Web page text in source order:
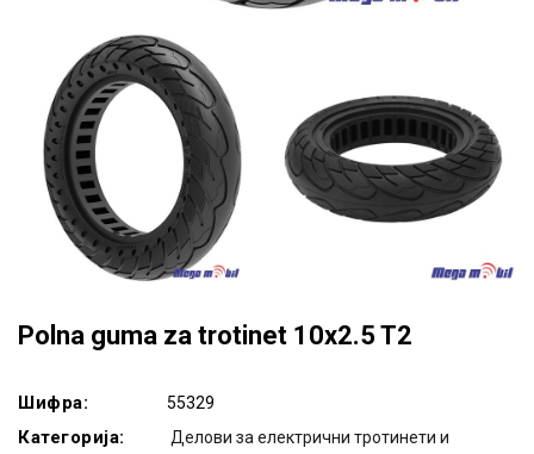
Polna guma za trotinet 10x2.5 T2
Шифра: 55329
Категорија:
Делови за електрични тротинети и